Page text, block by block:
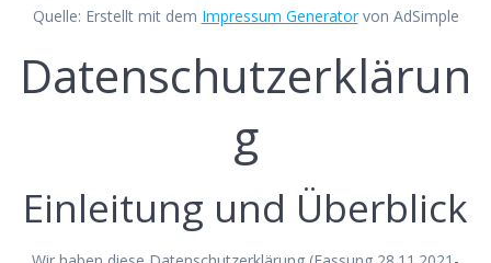
Quelle: Erstellt mit dem Impressum Generatorvon AdSimple
Datenschutzerklärun
g
Einleitung und Überblick